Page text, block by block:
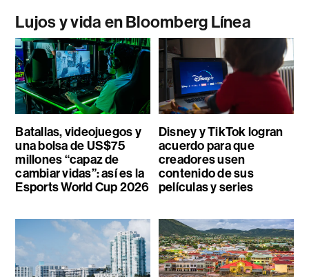
Lujos y vida en Bloomberg Línea
Batallas, videojuegos y
una bolsa de US$75
millones “capaz de
cambiar vidas”: así es la
Esports World Cup 2026
Disney y TikTok logran
acuerdo para que
creadores usen
contenido de sus
películas y series